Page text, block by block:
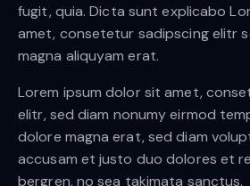
fugit, quia. Dicta sunt explicabo
amet, consetetur sadipscing elitr
magna aliquyam erat.
Lorem ipsum dolor sit amet,
elitr, sed diam nonumy eirmod
dolore magna erat, sed diam
accusam et justo duo dolores et
bergren, no sea takimata sanctus.